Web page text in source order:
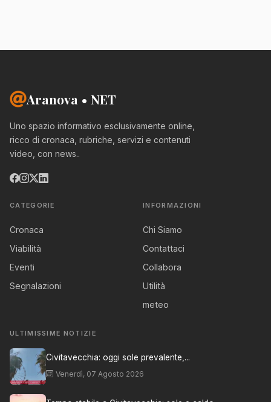
Aranova • NET
Uno spazio informativo esclusivamente online,
ricco di cronaca, rubriche, servizi e contenuti
video, con news..
CATEGORIE
Cronaca
Viabilità
Eventi
Segnalazioni
INFORMAZIONI
Chi Siamo
Contattaci
Collabora
Utilità
meteo
ULTIMISSIME NOTIZIE
Civitavecchia: oggi sole prevalente,...
Venerdì, 07 Agosto 2026